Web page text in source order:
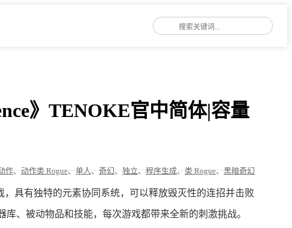
》TENOKE官中简体|容量
作、动作类 Rogue、单人、奇幻、独立、程序生成、类 Rogue、黑暗奇幻
，具有独特的元素协同系统，可以释放毁灭性的连招并击败
库、被动物品和技能，每次游戏都带来全新的刺激挑战。